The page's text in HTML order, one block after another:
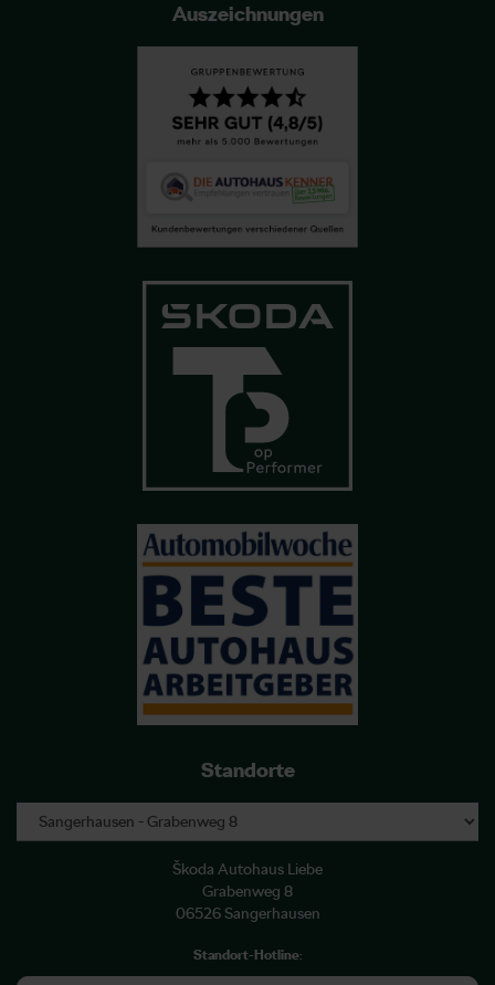
Auszeichnungen
Standorte
Škoda Autohaus Liebe
Grabenweg 8
06526 Sangerhausen
Standort-Hotline: